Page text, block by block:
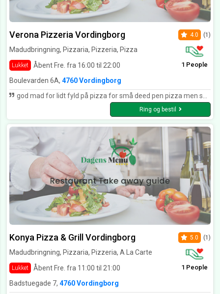
Verona Pizzeria Vordingborg
Madudbringning, Pizzaria, Pizzeria, Pizza
Lukket Åbent Fre. fra 16:00 til 22:00
4.0 (1)
1 People
Boulevarden 6A, 4760 Vordingborg
god mad for lidt fyld på pizza for små deed pen pizza men smager godt
Ring og bestil
Konya Pizza & Grill Vordingborg
Madudbringning, Pizzaria, Pizzeria, A La Carte
Lukket Åbent Fre. fra 11:00 til 21:00
5.0 (1)
1 People
Badstuegade 7, 4760 Vordingborg